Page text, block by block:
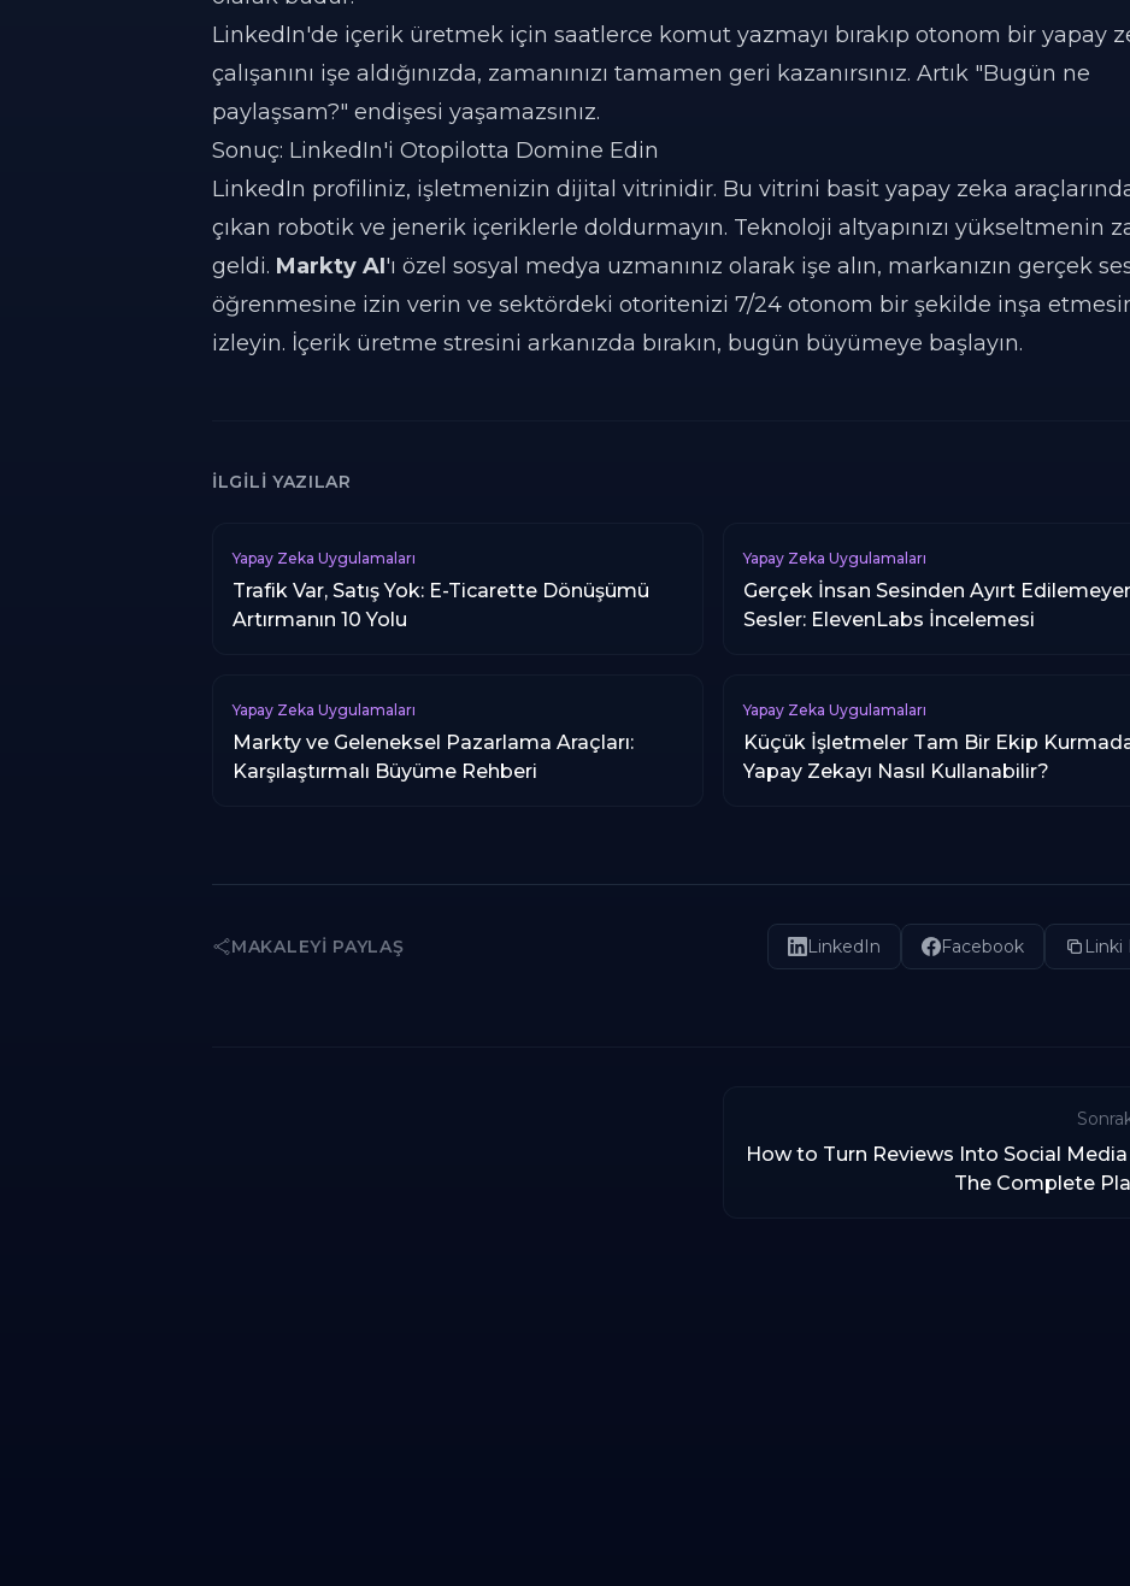
LinkedIn'de içerik üretmek için saatlerce komut yazmayı bırakıp otonom bir yapay
çalışanını işe aldığınızda, zamanınızı tamamen geri kazanırsınız. Artık "Bugün ne
paylaşsam?" endişesi yaşamazsınız.
Sonuç: LinkedIn'i Otopilotta Domine Edin
LinkedIn profiliniz, işletmenizin dijital vitrinidir. Bu vitrini basit yapay zeka
çıkan robotik ve jenerik içeriklerle doldurmayın. Teknoloji altyapınızı yükseltmenin
geldi. Markty AI'ı özel sosyal medya uzmanınız olarak işe alın, markanızın gerçek
öğrenmesine izin verin ve sektördeki otoritenizi 7/24 otonom bir şekilde inşa
izleyin. İçerik üretme stresini arkanızda bırakın, bugün büyümeye başlayın.
İLGILI YAZILAR
Yapay Zeka Uygulamaları
Trafik Var, Satış Yok: E-Ticarette Dönüşümü
Artırmanın 10 Yolu
Yapay Zeka Uygulamaları
Gerçek İnsan Sesinden Ayırt
Sesler: ElevenLabs İncelemesi
Yapay Zeka Uygulamaları
Markty ve Geleneksel Pazarlama Araçları:
Karşılaştırmalı Büyüme Rehberi
Yapay Zeka Uygulamaları
Küçük İşletmeler Tam Bir Ekip
Yapay Zekayı Nasıl Kullanabilir?
MAKALEYI PAYLAŞ LinkedIn Facebook Linki
How to Turn Reviews Into Social
The Complete